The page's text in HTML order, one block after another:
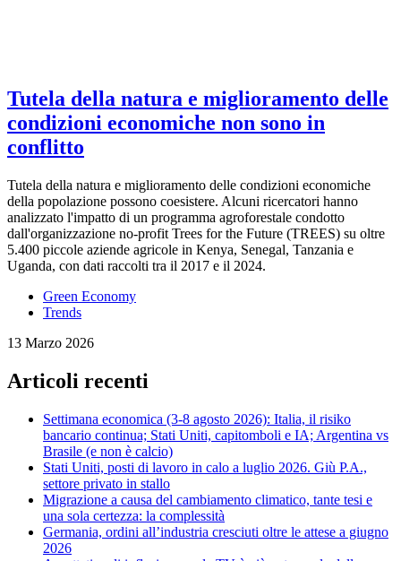
Tutela della natura e miglioramento delle
condizioni economiche non sono in
conflitto
Tutela della natura e miglioramento delle condizioni economiche
della popolazione possono coesistere. Alcuni ricercatori hanno
analizzato l'impatto di un programma agroforestale condotto
dall'organizzazione no-profit Trees for the Future (TREES) su oltre
5.400 piccole aziende agricole in Kenya, Senegal, Tanzania e
Uganda, con dati raccolti tra il 2017 e il 2024.
Green Economy
Trends
13 Marzo 2026
Articoli recenti
Settimana economica (3-8 agosto 2026): Italia, il risiko
bancario continua; Stati Uniti, capitomboli e IA; Argentina vs
Brasile (e non è calcio)
Stati Uniti, posti di lavoro in calo a luglio 2026. Giù P.A.,
settore privato in stallo
Migrazione a causa del cambiamento climatico, tante tesi e
una sola certezza: la complessità
Germania, ordini all’industria cresciuti oltre le attese a giugno
2026